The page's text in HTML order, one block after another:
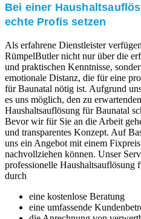
Bei einer
echte Profis setzen
Als erfahrene Dienstleister
RümpelButler nicht nur über die
und praktischen Kenntnisse,
emotionale Distanz, die für eine
für Baunatal nötig ist. Aufgrund
es uns möglich, den zu
Haushaltsauflösung für Baunatal
Bevor wir für Sie an die Arbeit
und transparentes Konzept. Auf
uns ein Angebot mit einem
nachvollziehen können. Unser
professionelle Haushaltsauflösung
durch
eine kostenlose Beratung
eine umfassende